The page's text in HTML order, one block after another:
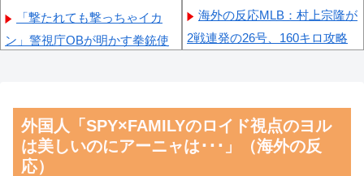
「撃たれても撃っちゃイカ
ン」警視庁OBが明かす拳銃使
【朗報】齋藤飛鳥、前屈みで
完全に見えてる動画が拡散され
てしまう…
海外の反応MLB：村上宗隆が
2戦連発の26号、160キロ攻略
に貢献
海外「なんてこった！」日本
とドイツの病院食のあまりの差
外国人「SPY×FAMILYのロイド視点のヨル
は美しいのにアーニャは･･･」（海外の反
応）